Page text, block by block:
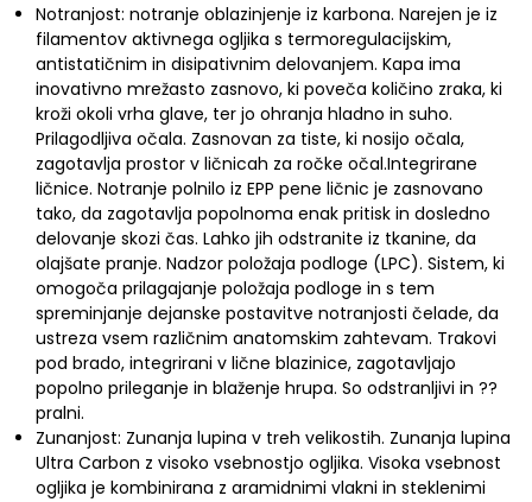
Notranjost: notranje oblazinjenje iz karbona. Narejen je iz
filamentov aktivnega ogljika s termoregulacijskim,
antistatičnim in disipativnim delovanjem. Kapa ima
inovativno mrežasto zasnovo, ki poveča količino zraka, ki
kroži okoli vrha glave, ter jo ohranja hladno in suho.
Prilagodljiva očala. Zasnovan za tiste, ki nosijo očala,
zagotavlja prostor v ličnicah za ročke očal.Integrirane
ličnice. Notranje polnilo iz EPP pene ličnic je zasnovano
tako, da zagotavlja popolnoma enak pritisk in dosledno
delovanje skozi čas. Lahko jih odstranite iz tkanine, da
olajšate pranje. Nadzor položaja podloge (LPC). Sistem, ki
omogoča prilagajanje položaja podloge in s tem
spreminjanje dejanske postavitve notranjosti čelade, da
ustreza vsem različnim anatomskim zahtevam. Trakovi
pod brado, integrirani v lične blazinice, zagotavljajo
popolno prileganje in blaženje hrupa. So odstranljivi in ??
pralni.
Zunanjost: Zunanja lupina v treh velikostih. Zunanja lupina
Ultra Carbon z visoko vsebnostjo ogljika. Visoka vsebnost
ogljika je kombinirana z aramidnimi vlakni in steklenimi